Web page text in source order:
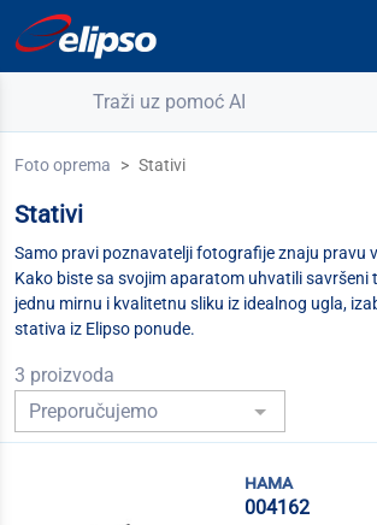
Traži uz pomoć AI
Foto oprema Stativi
Stativi
Samo pravi poznavatelji fotografije znaju pravu
Kako biste sa svojim aparatom uhvatili savršeni
jednu mirnu i kvalitetnu sliku iz idealnog ugla,
stativa iz Elipso ponude.
3 proizvoda
hama
004162